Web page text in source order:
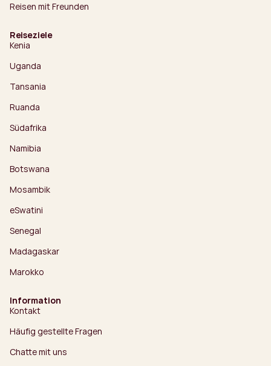
Reisen mit Freunden
Reiseziele
Kenia
Uganda
Tansania
Ruanda
Südafrika
Namibia
Botswana
Mosambik
eSwatini
Senegal
Madagaskar
Marokko
Information
Kontakt
Häufig gestellte Fragen
Chatte mit uns